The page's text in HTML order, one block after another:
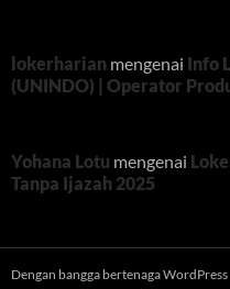
lokerharian mengenai Info
(UNINDO) | Operator
Yohana Lotu mengenai
Tanpa Ijazah 2025
Dengan bangga bertenaga WordPress